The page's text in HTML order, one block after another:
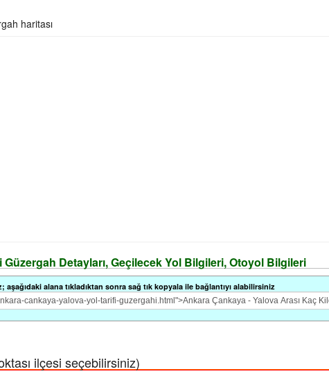
haritası
Detayları, Geçilecek Yol Bilgileri, Otoyol Bilgileri
aşağıdaki alana tıkladıktan sonra sağ tık kopyala ile bağlantıyı alabilirsiniz
ilçesi seçebilirsiniz)